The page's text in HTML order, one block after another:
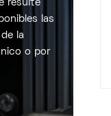
resulte
las
la
o por